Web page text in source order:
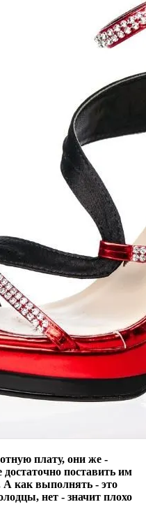
плату, они же -
поставить им
А как выполнять - это
нет - значит плохо